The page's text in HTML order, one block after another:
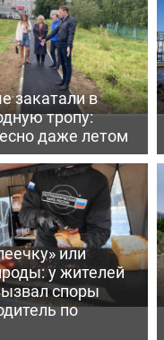
закатали в
тропу:
даже летом
или
у жителей
споры
по